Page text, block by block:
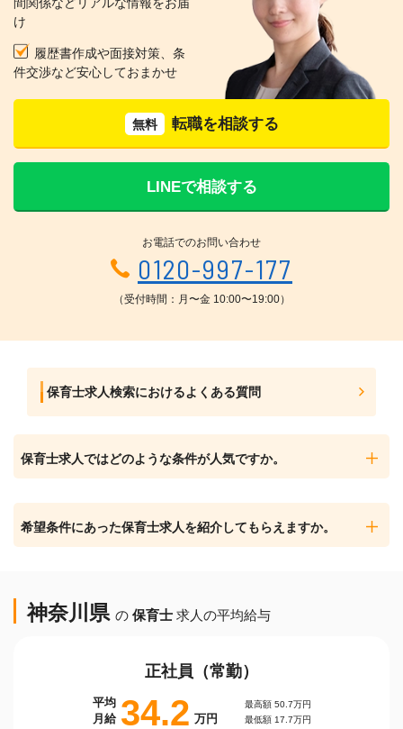
け
履歴書作成や面接対策、条
件交渉など安心しておまかせ
無料 転職を相談する
LINEで相談する
お電話でのお問い合わせ
0120-997-177
（受付時間：月〜金 10:00〜19:00）
保育士求人検索におけるよくある質問
保育士求人ではどのような条件が人気ですか。
希望条件にあった保育士求人を紹介してもらえますか。
神奈川県 の 保育士 求人の平均給与
正社員（常勤）
平均
月給 34.2 万円
最高額 50.7万円
最低額 17.7万円